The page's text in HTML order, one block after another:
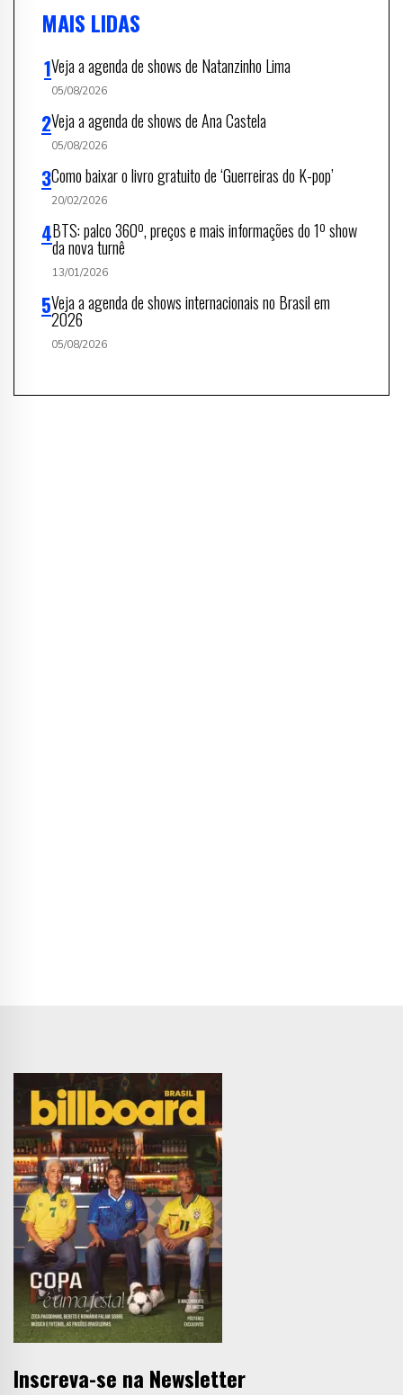
MAIS LIDAS
Veja a agenda de shows de Natanzinho Lima
05/08/2026
Veja a agenda de shows de Ana Castela
05/08/2026
Como baixar o livro gratuito de ‘Guerreiras do K-pop’
20/02/2026
BTS: palco 360º, preços e mais informações do 1º show
da nova turnê
13/01/2026
Veja a agenda de shows internacionais no Brasil em
2026
05/08/2026
Inscreva-se na Newsletter